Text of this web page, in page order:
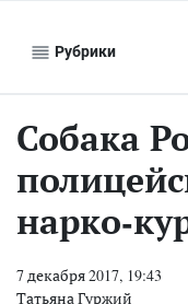
Рубрики
Собака
нарко-
7 декабря 2017, 19:43
Татьяна Гуржий